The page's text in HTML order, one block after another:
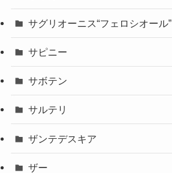
サグリオーニス“フェロシオール”
サピニー
サボテン
サルテリ
ザンテデスキア
ザー